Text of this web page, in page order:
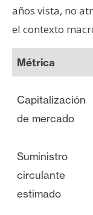
años vista, no
el contexto
Métrica
Capitalización
de mercado
Suministro
circulante
estimado